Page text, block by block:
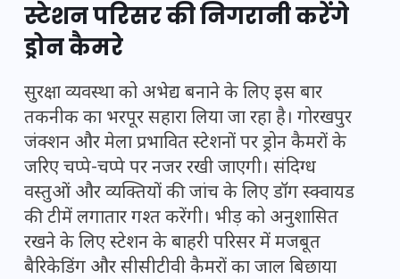
स्टेशन परिसर की निगरानी करेंगे
ड्रोन कैमरे
सुरक्षा व्यवस्था को अभेद्य बनाने के लिए इस बार
तकनीक का भरपूर सहारा लिया जा रहा है। गोरखपुर
जंक्शन और मेला प्रभावित स्टेशनों पर ड्रोन कैमरों के
जरिए चप्पे-चप्पे पर नजर रखी जाएगी। संदिग्ध
वस्तुओं और व्यक्तियों की जांच के लिए डॉग स्क्वायड
की टीमें लगातार गश्त करेंगी। भीड़ को अनुशासित
रखने के लिए स्टेशन के बाहरी परिसर में मजबूत
बैरिकेडिंग और सीसीटीवी कैमरों का जाल बिछाया